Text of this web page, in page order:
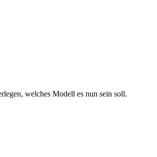
welches Modell es nun sein soll.